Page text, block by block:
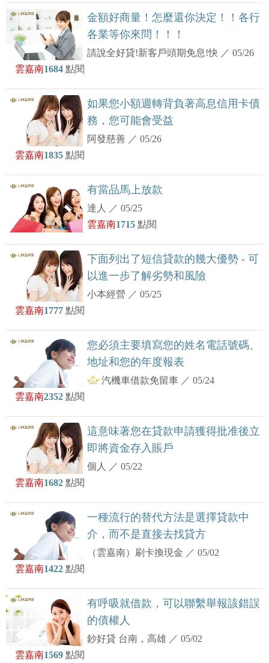
金額好商量！怎麼還你決定！！各行
各業等你來問！！！
請說全好貸!新客戶頭期免息!快 ／05/26
雲嘉南1684 點閱
如果您小額週轉背負著高息信用卡債
務，您可能會受益
阿發慈善 ／05/26
雲嘉南1835 點閱
有當品馬上放款
達人 ／05/25
雲嘉南1715點閱
下面列出了短信貸款的幾大優勢 - 可
以進一步了解劣勢和風險
小本經營 ／05/25
雲嘉南1777 點閱
您必須主要填寫您的姓名電話號碼、
地址和您的年度報表
汽機車借款免留車 ／05/24
雲嘉南2352 點閱
這意味著您在貸款申請獲得批准後立
即將資金存入賬戶
個人 ／05/22
雲嘉南1682 點閱
一種流行的替代方法是選擇貸款中
介，而不是直接去找貸方
（雲嘉南）刷卡換現金 ／05/02
雲嘉南1422 點閱
有呼吸就借款，可以聯繫舉報該錯誤
的債權人
鈔好貸 台南，高雄 ／05/02
雲嘉南1569 點閱